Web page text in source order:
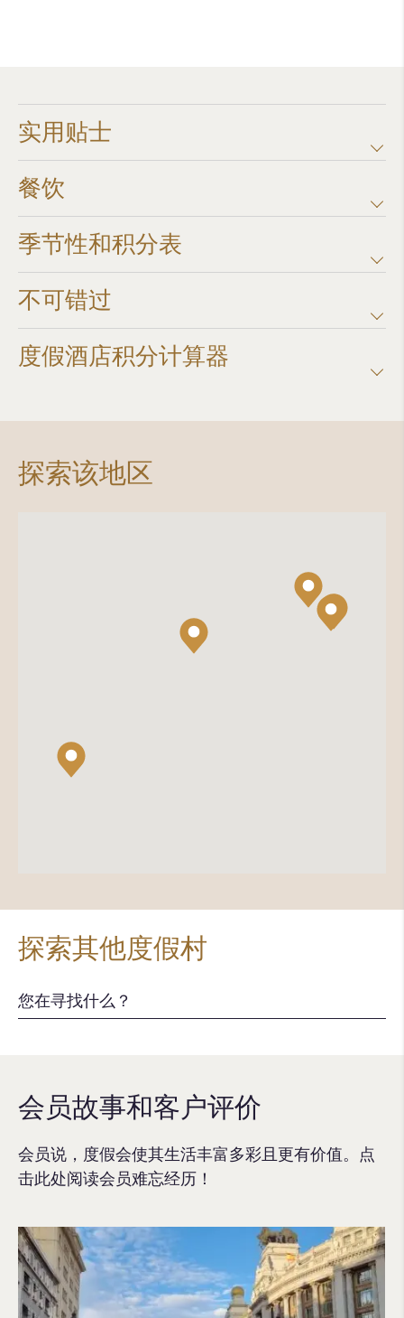
实用贴士
餐饮
季节性和积分表
不可错过
度假酒店积分计算器​
探索该地区
探索其他度假村
会员故事和客户评价
会员说，度假会使其生活丰富多彩且更有价值。点
击此处阅读会员难忘经历！